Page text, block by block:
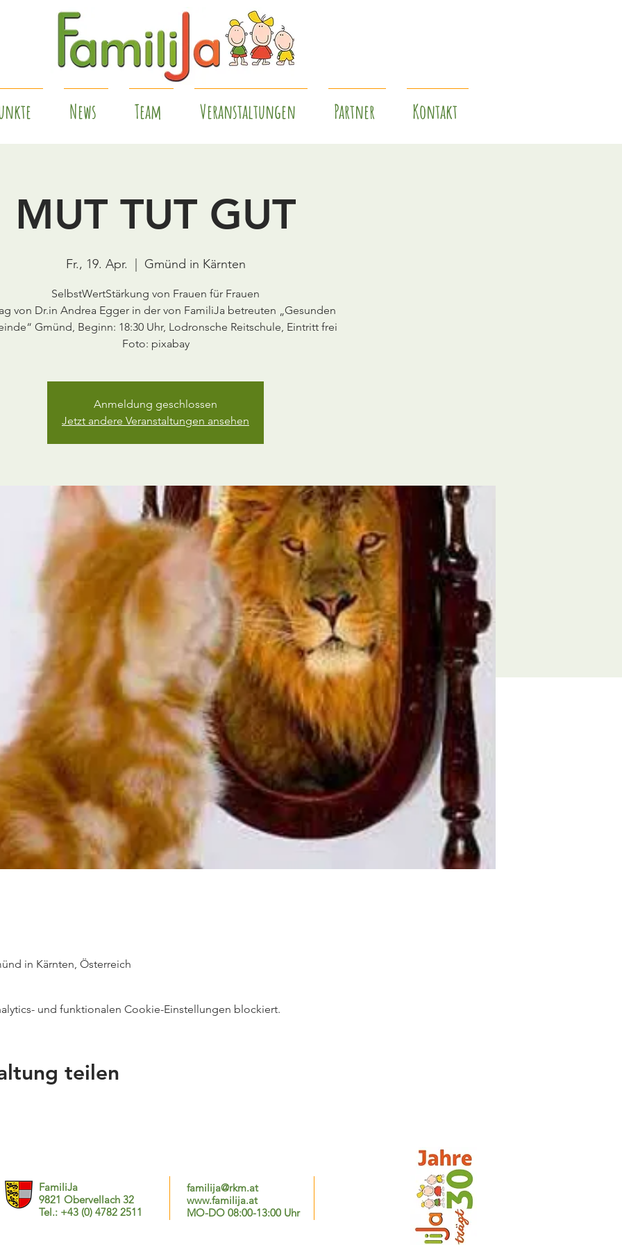
News Team Veranstaltungen Partner Kontakt
MUT TUT GUT
Fr., 19. Apr. Gmünd in Kärnten
SelbstWertStärkung von Frauen für Frauen
von Dr.in Andrea Egger in der von FamiliJa betreuten „Gesunden
Gmünd, Beginn: 18:30 Uhr, Lodronsche Reitschule, Eintritt frei
Foto: pixabay
Anmeldung geschlossen
Jetzt andere Veranstaltungen ansehen
in Kärnten, Österreich
und funktionalen Cookie-Einstellungen blockiert.
teilen
FamiliJa
9821 Obervellach 32
Tel.: +43 (0) 4782 2511
familija@rkm.at
www.familija.at
MO-DO 08:00-13:00 Uhr